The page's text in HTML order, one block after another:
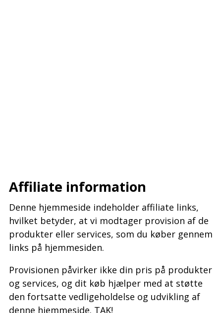
Affiliate information
Denne hjemmeside indeholder affiliate links,
hvilket betyder, at vi modtager provision af de
produkter eller services, som du køber gennem
links på hjemmesiden.
Provisionen påvirker ikke din pris på produkter
og services, og dit køb hjælper med at støtte
den fortsatte vedligeholdelse og udvikling af
denne hjemmeside. TAK!